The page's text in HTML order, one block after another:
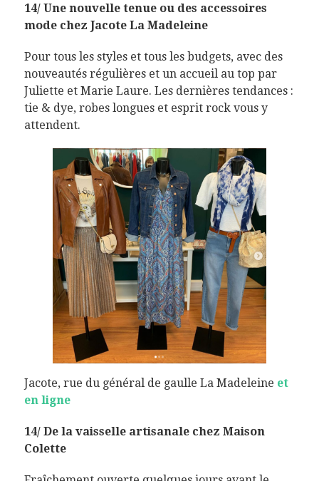
14/ Une nouvelle tenue ou des accessoires
mode chez Jacote La Madeleine
Pour tous les styles et tous les budgets, avec des
nouveautés régulières et un accueil au top par
Juliette et Marie Laure. Les dernières tendances :
tie & dye, robes longues et esprit rock vous y
attendent.
Jacote, rue du général de gaulle La Madeleine et
en ligne
14/ De la vaisselle artisanale chez Maison
Colette